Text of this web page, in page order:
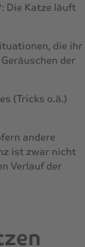
Die Katze läuft
die ihr
der
(Tricks o.ä.)
andere
ist zwar nicht
Verlauf der